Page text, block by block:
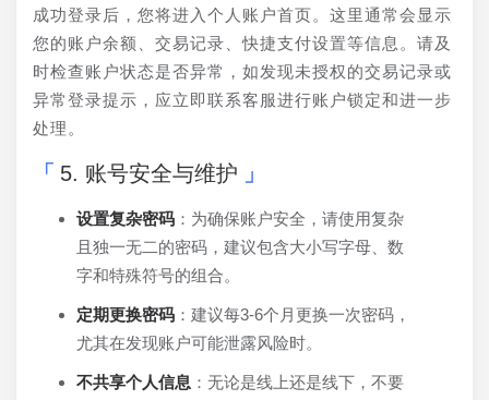
成功登录后，您将进入个人账户首页。这里通常会显示
您的账户余额、交易记录、快捷支付设置等信息。请及
时检查账户状态是否异常，如发现未授权的交易记录或
异常登录提示，应立即联系客服进行账户锁定和进一步
处理。
5. 账号安全与维护
设置复杂密码 ：为确保账户安全，请使用复杂
且独一无二的密码，建议包含大小写字母、数
字和特殊符号的组合。
定期更换密码 ：建议每3-6个月更换一次密码，
尤其在发现账户可能泄露风险时。
不共享个人信息 ：无论是线上还是线下，不要